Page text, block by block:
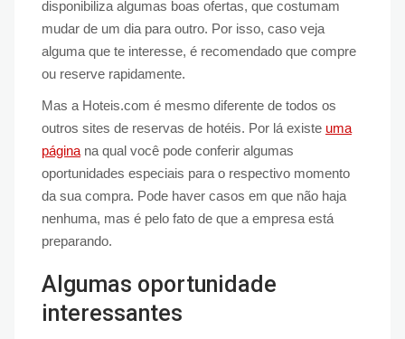
disponibiliza algumas boas ofertas, que costumam
mudar de um dia para outro. Por isso, caso veja
alguma que te interesse, é recomendado que compre
ou reserve rapidamente.
Mas a Hoteis.com é mesmo diferente de todos os
outros sites de reservas de hotéis. Por lá existe uma
página na qual você pode conferir algumas
oportunidades especiais para o respectivo momento
da sua compra. Pode haver casos em que não haja
nenhuma, mas é pelo fato de que a empresa está
preparando.
Algumas oportunidade
interessantes